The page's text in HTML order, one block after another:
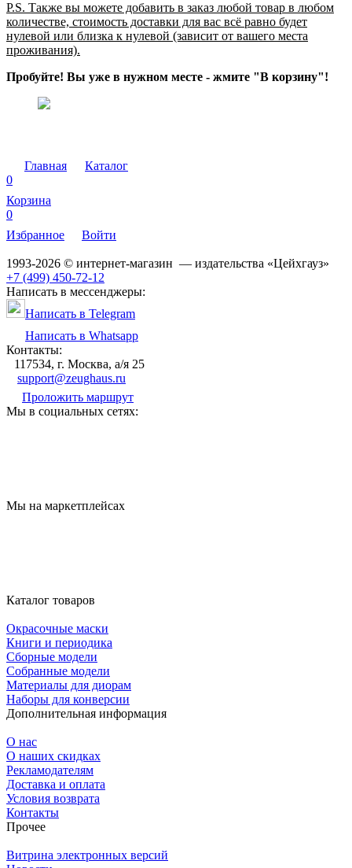
P.S. Также вы можете добавить в заказ любой товар в любом
количестве, стоимость доставки для вас всё равно будет
нулевой или близка к нулевой (зависит от вашего места
проживания).
Пробуйте! Вы уже в нужном месте - жмите "В корзину"!
Главная
Каталог
0
Корзина
0
Избранное
Войти
1993-2026 © интернет-магазин — издательства «Цейхгауз»
+7 (499) 450-72-12
Написать в мессенджеры:
Написать в Telegram
Написать в Whatsapp
Контакты:
117534, г. Москва, а/я 25
support@zeughaus.ru
Проложить маршрут
Мы в социальных сетях:
Мы на маркетплейсах
Каталог товаров
Окрасочные маски
Книги и периодика
Сборные модели
Собранные модели
Материалы для диорам
Наборы для конверсии
Дополнительная информация
О нас
О наших скидках
Рекламодателям
Доставка и оплата
Условия возврата
Контакты
Прочее
Витрина электронных версий